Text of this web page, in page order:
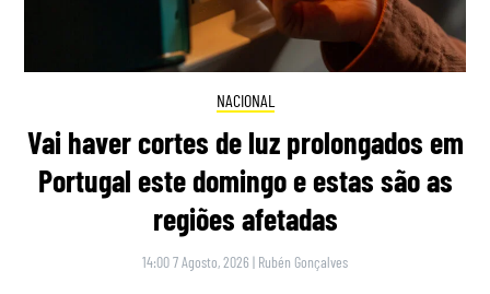
NACIONAL
Vai haver cortes de luz prolongados em
Portugal este domingo e estas são as
regiões afetadas
14:00 7 Agosto, 2026 | Rubén Gonçalves